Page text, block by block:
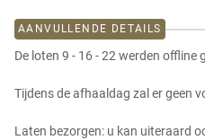
AANVULLENDE DETAILS
De loten 9 - 16 - 22 werden offline
Tijdens de afhaaldag zal er geen
Laten bezorgen: u kan uiteraard